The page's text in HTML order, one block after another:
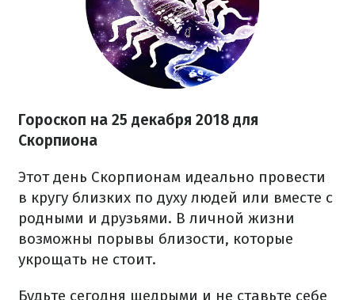
Гороскоп на 25 декабря 2018 для
Скорпиона
Этот день Скорпионам идеально провести
в кругу близких по духу людей или вместе с
родными и друзьями. В личной жизни
возможны порывы близости, которые
укрощать не стоит.
Будьте сегодня щедрыми и не ставьте себе